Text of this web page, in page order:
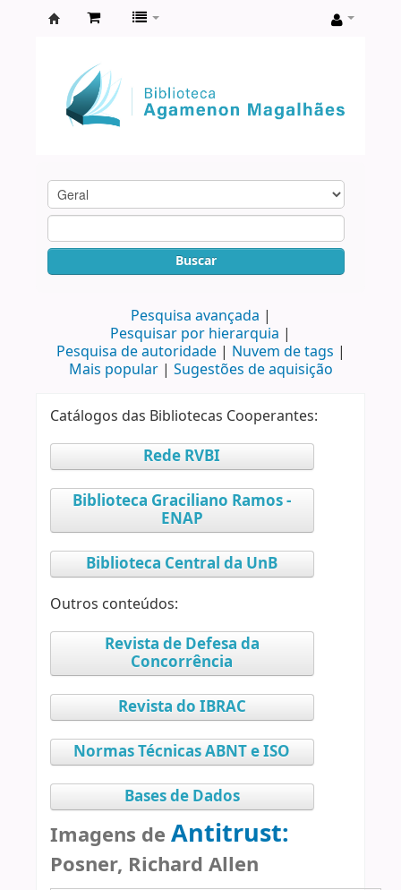
Agamenon
Magalhães
Buscar
Pesquisa avançada
Pesquisar por hierarquia
Pesquisa de autoridade
Nuvem de tags
Mais popular
Sugestões de aquisição
Catálogos das Bibliotecas Cooperantes:
Rede RVBI
Biblioteca Graciliano Ramos -
ENAP
Biblioteca Central da UnB
Outros conteúdos:
Revista de Defesa da
Concorrência
Revista do IBRAC
Normas Técnicas ABNT e ISO
Bases de Dados
Imagens de Antitrust:
Posner, Richard Allen